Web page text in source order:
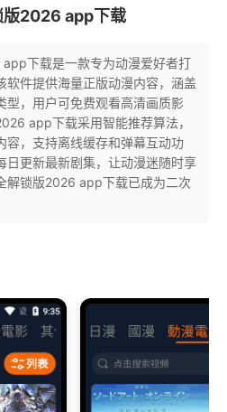
版2026 app下载
下载是一款专为动漫爱好者打
软件提供海量正版动漫内容，涵盖
型，用户可免费观看高清画质影
app下载采用智能推荐算法，
容，支持离线缓存和弹幕互动功
日更新最新剧集，让动漫迷随时享
解锁版2026 app下载已成为二次